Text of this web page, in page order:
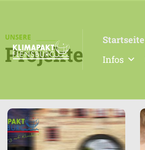
Startseite
Infos
UNSERE
Projekte